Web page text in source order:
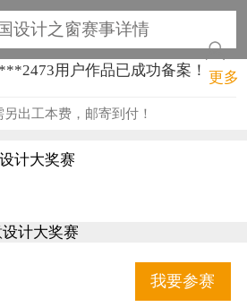
设计之窗赛事详情
用户作品已成功备案！
用户作品已成功备案！
用户作品已成功备案！
用户作品已成功备案！
用户作品已成功备案！
用户作品已成功备案！
用户作品已成功备案！
更多
出工本费，邮寄到付！
计大奖赛
我要参赛